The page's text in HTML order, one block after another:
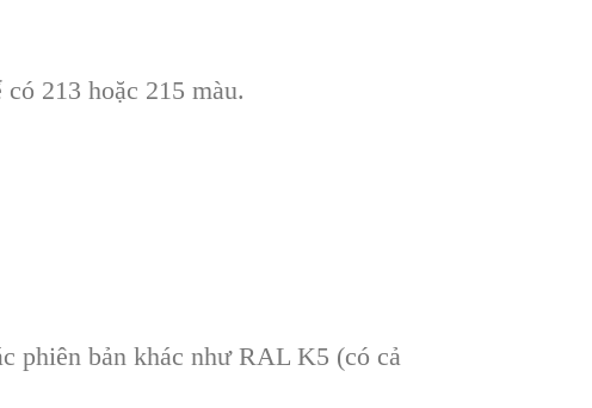
213 hoặc 215 màu.
phiên bản khác như RAL K5 (có cả